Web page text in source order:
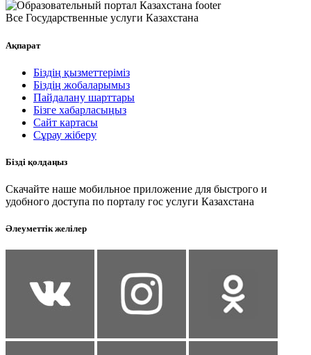
Все Государственные услуги Казахстана
Ақпарат
Біздің қызметтеріміз
Біздің жобаларымыз
Пайдалану шарттары
Бізге хабарласыңыз
Сайт картасы
Сұрау жіберу
Бізді қолдаңыз
Скачайте наше мобильное приложение для быстрого и
удобного доступа по порталу гос услуги Казахстана
Әлеуметтік желілер